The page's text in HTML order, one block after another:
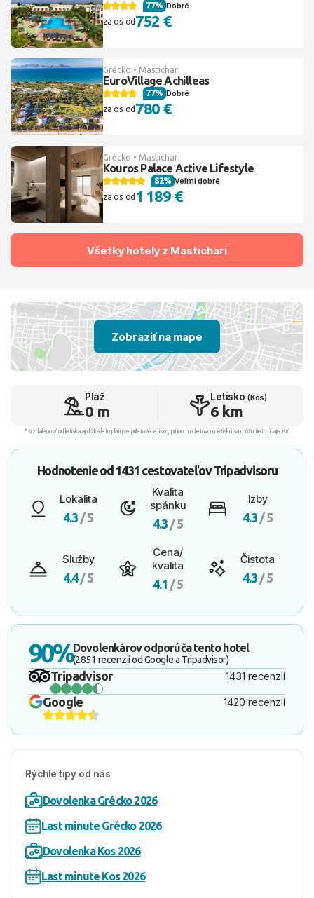
Dobré
77%
za os. od 752 €
Grécko • Mastichari
EuroVillage Achilleas
Dobré
77%
za os. od 780 €
Grécko • Mastichari
Kouros Palace Active Lifestyle
Veľmi dobré
82%
za os. od 1 189 €
Všetky hotely z Mastichari
Zobraziť na mape
Pláž
0 m
Letisko (Kos)
6 km
* Vzdialenosť od letiska aj dľžka letu platí pre príletové letisko, pri inom odletovom letisku sa môžu tieto údaje líšiť.
Hodnotenie od 1431 cestovateľovTripadvisoru
Lokalita
4.3 / 5
Kvalita
spánku
4.3 / 5
Izby
4.3 / 5
Služby
4.4/ 5
Cena/
kvalita
4.1 / 5
Čistota
4.3 / 5
90%Dovolenkárov odporúča tento hotel
(2851 recenzií od Google a Tripadvisor)
Tripadvisor 1431 recenzií
Google 1420 recenzií
Rýchle tipy od nás
Dovolenka Grécko 2026
Last minute Grécko 2026
Dovolenka Kos 2026
Last minute Kos 2026